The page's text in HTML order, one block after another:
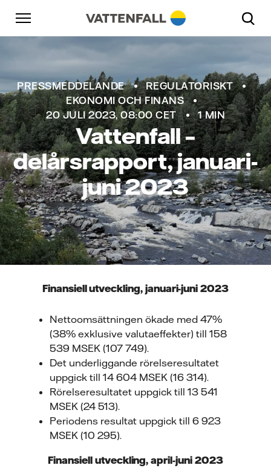
Skip to content
Gå till huvudnavigeringen
Gå till sidfoten
PRESSMEDDELANDE
REGULATORISKT
EKONOMI OCH FINANS
20 JULI 2023, 08:00 CET
1 MIN
Vattenfall –
delårsrapport, januari-
juni 2023
Finansiell utveckling, januari-juni 2023
Nettoomsättningen ökade med 47%
(38% exklusive valutaeffekter) till 158
539 MSEK (107 749).
Det underliggande rörelseresultatet
uppgick till 14 604 MSEK (16 314).
Rörelseresultatet uppgick till 13 541
MSEK (24 513).
Periodens resultat uppgick till 6 923
MSEK (10 295).
Finansiell utveckling, april-juni 2023
Gå till huvudnavigeringen